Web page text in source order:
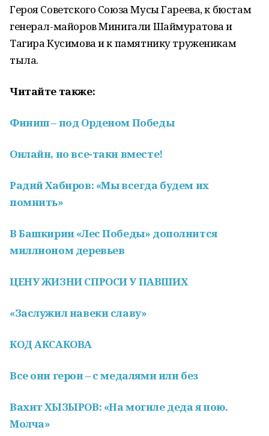
Героя Советского Союза Мусы Гареева, к бюстам
генерал-майоров Минигали Шаймуратова и
Тагира Кусимова и к памятнику труженикам
тыла.
Читайте также:
Финиш – под Орденом Победы
Онлайн, но все-таки вместе!
Радий Хабиров: «Мы всегда будем их
помнить»
В Башкирии «Лес Победы» дополнится
миллионом деревьев
ЦЕНУ ЖИЗНИ СПРОСИ У ПАВШИХ
«Заслужил навеки славу»
КОД АКСАКОВА
Все они герои – с медалями или без
Вахит ХЫЗЫРОВ: «На могиле деда я пою.
Молча»